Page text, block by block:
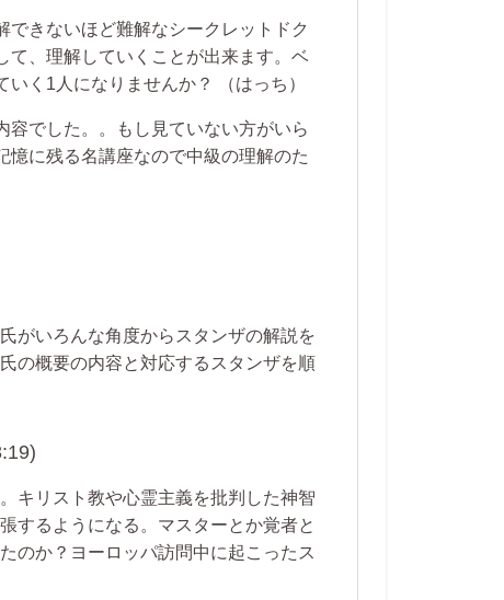
きないほど難解なシークレットドク
て、理解していくことが出来ます。ベ
いく1人になりませんか？
（はっち）
でした。。もし見ていない方がいら
憶に残る名講座なので中級の理解のた
がいろんな角度からスタンザの解説を
の概要の内容と対応するスタンザを順
キリスト教や心霊主義を批判した神智
するようになる。マスターとか覚者と
のか？ヨーロッパ訪問中に起こったス